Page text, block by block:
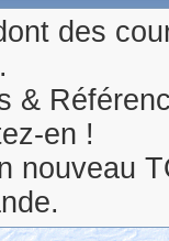
des
&
en !
nouveau